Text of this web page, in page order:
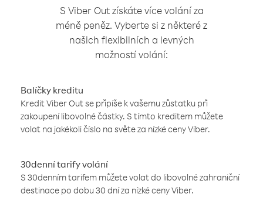
S Viber Out získáte více volání za
méně peněz. Vyberte si z některé z
našich flexibilních a levných
možností volání:
Balíčky kreditu
Kredit Viber Out se připíše k vašemu zůstatku při
zakoupení libovolné částky. S tímto kreditem můžete
volat na jakékoli číslo na světe za nízké ceny Viber.
30denní tarify volání
S 30denním tarifem můžete volat do libovolné zahraniční
destinace po dobu 30 dní za nízké ceny Viber.